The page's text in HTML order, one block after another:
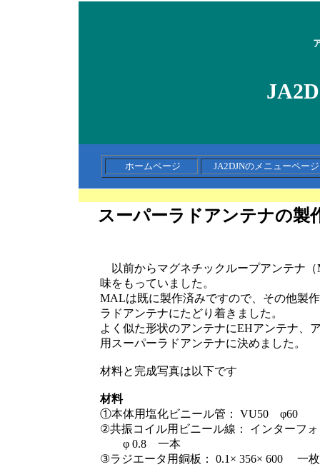
ホームページ JA2DJNのメニューペ
スーパーラドアンテナの製
以前からマグネチックループアンテナ
味をもっていました。
MALは既に製作済みですので、その他製
ラドアンテナにたどり着きました。
よく似た形状のアンテナにEHアンテナ、
用スーパーラドアンテナに決めました。
材料と完成写真は以下です
材料
①本体用塩化ビニール管： VU50 φ60
②共振コイル用ビニール線： インターフ
φ 0.8 一本
③ラジエータ用銅板： 0.1× 356× 600 一枚